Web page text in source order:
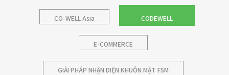
CO-WELL Asia CODEWELL
E-COMMERCE
GIẢI PHÁP NHẬN DIỆN KHUÔN MẶT FSM